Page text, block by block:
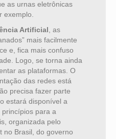
as urnas eletrônicas
exemplo.
Artificial , as
mais facilmente
e, fica mais confuso
Logo, se torna ainda
as plataformas. O
das redes está
precisa fazer parte
estará disponível a
para a
organizada pelo
no Brasil, do governo